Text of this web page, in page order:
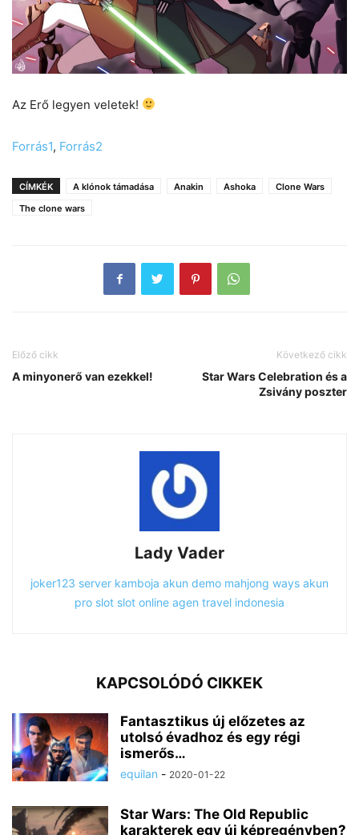
Az Erő legyen veletek!
Forrás1, Forrás2
CÍMKÉK A klónok támadása Anakin Ashoka
Clone Wars
The clone wars
Előző cikk
A minyonerő van ezekkel!
Következő cikk
Star Wars Celebration és a
Zsivány poszter
Lady Vader
joker123 server kamboja akun demo mahjong ways akun
pro slot slot online agen travel indonesia
KAPCSOLÓDÓ CIKKEK
Fantasztikus új előzetes az
utolsó évadhoz és egy régi
ismerős…
equilan - 2020-01-22
Star Wars: The Old Republic
karakterek egy új képregényben?